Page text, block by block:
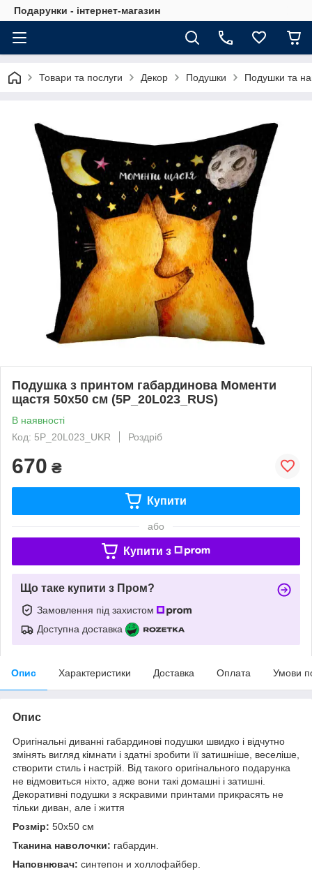
Подарунки - інтернет-магазин
Товари та послуги Декор Подушки Подушки та
Подушка з принтом габардинова Моменти
щастя 50x50 см (5P_20L023_RUS)
В наявності
Код: 5P_20L023_UKR
Роздріб
670 ₴
Купити
або
Купити з
Що таке купити з Пром?
Замовлення під захистом
Доступна доставка
Опис Характеристики Доставка Оплата Умови
Опис
Оригінальні диванні габардинові подушки швидко і відчутно
змінять вигляд кімнати і здатні зробити її затишніше, веселіше,
створити стиль і настрій. Від такого оригінального подарунка
не відмовиться ніхто, адже вони такі домашні і затишні.
Декоративні подушки з яскравими принтами прикрасять не
тільки диван, але і життя
Розмір: 50x50 см
Тканина наволочки: габардин.
Наповнювач: синтепон и холлофайбер.